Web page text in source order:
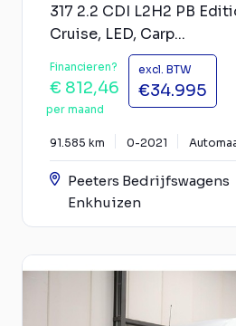
317 2.2 CDI L2H2 PB
Cruise, LED, Carp...
Financieren?
€ 812,46
per maand
excl. BTW
€34.995
91.585 km 0-2021
Peeters Bedrijfswagens
Enkhuizen